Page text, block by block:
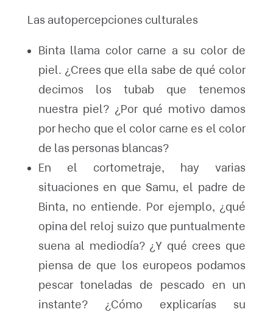
Las autopercepciones culturales
Binta llama color carne a su color de
piel. ¿Crees que ella sabe de qué color
decimos los tubab que tenemos
nuestra piel? ¿Por qué motivo damos
por hecho que el color carne es el color
de las personas blancas?
En el cortometraje, hay varias
situaciones en que Samu, el padre de
Binta, no entiende. Por ejemplo, ¿qué
opina del reloj suizo que puntualmente
suena al mediodía? ¿Y qué crees que
piensa de que los europeos podamos
pescar toneladas de pescado en un
instante? ¿Cómo explicarías su